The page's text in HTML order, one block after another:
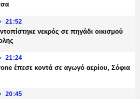
21:52
νεκρός σε πηγάδι οικισμού
21:24
έπεσε κοντά σε αγωγό αερίου, Σόφια
20:45